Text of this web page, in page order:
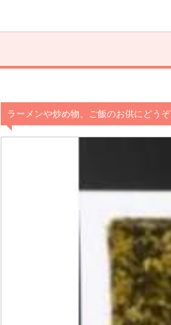
ラーメンや炒め物、ご飯のお供にどうぞ